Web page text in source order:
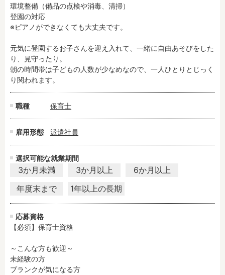
環境整備（備品の点検や消毒、清掃）
登園の対応
※ピアノができなくても大丈夫です。
元気に登園するお子さんを迎え入れて、一緒に自由あそびをした
り、見守ったり。
朝の時間帯は子どもの人数が少なめなので、一人ひとりとじっく
り関われます。
職種 保育士
雇用形態 派遣社員
選択可能な就業期間
3か月未満 3か月以上
6か月以上
年度末まで
1年以上の長期
応募資格
【必須】保育士資格
～こんな方も歓迎～
未経験の方
ブランクが気になる方
月収見込み
フリーワード検索